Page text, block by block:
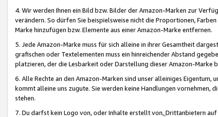
4. Wir werden Ihnen ein Bild bzw. Bilder der Amazon-Marken zur
verändern. So dürfen Sie beispielsweise nicht die Proportionen,
Marke hinzufügen bzw. Elemente aus einer Amazon-Marke entfernen.
5. Jede Amazon-Marke muss für sich alleine in ihrer Gesamtheit
grafischen oder Textelementen muss ein hinreichender Abstand
platzieren, der die Lesbarkeit oder Darstellung dieser Amazon-Marke
6. Alle Rechte an den Amazon-Marken sind unser alleiniges
kommt alleine uns zugute. Sie werden keine Handlungen vornehmen,
stehen.
7. Du darfst kein Logo von, oder Inhalte erstellt von,Drittanbietern auf